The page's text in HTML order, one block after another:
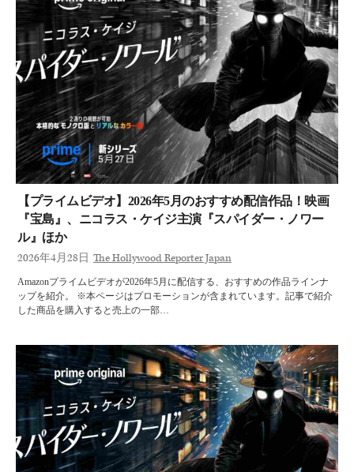
【プライムビデオ】2026年5月のおすすめ配信作品！映画
『宝島』、ニコラス・ケイジ主演『スパイダー・ノワー
ル』ほか
2026年4月28日 The Hollywood Reporter Japan
Amazonプライムビデオが2026年5月に配信する、おすすめの作品ラインナ
ップを紹介。 ※本ページはプロモーションが含まれています。記事で紹介
した商品を購入すると売上の一部…